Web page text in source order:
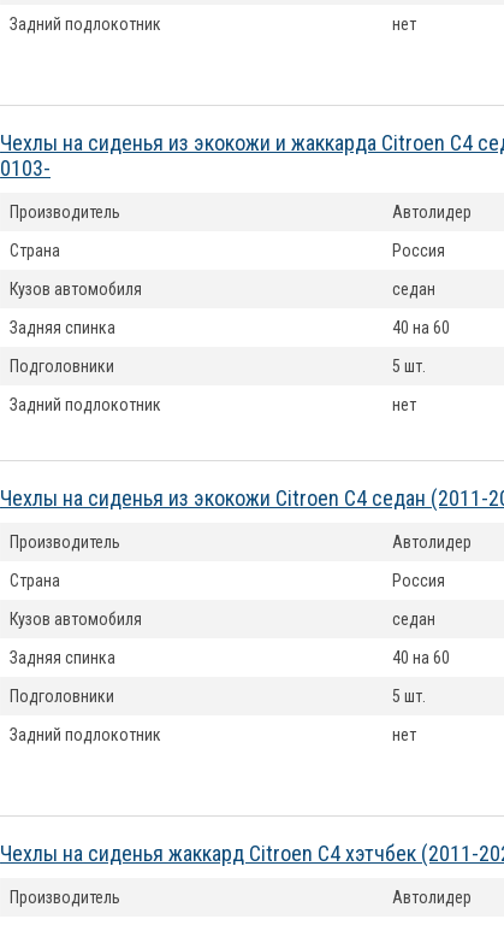
Задний подлокотник
нет
Чехлы на сиденья из экокожи и жаккарда Citroen C4
0103-
Производитель
Автолидер
Страна
Россия
Кузов автомобиля
седан
Задняя спинка
40 на 60
Подголовники
5 шт.
Задний подлокотник
нет
Чехлы на сиденья из экокожи Citroen C4 седан (2011-
Производитель
Автолидер
Страна
Россия
Кузов автомобиля
седан
Задняя спинка
40 на 60
Подголовники
5 шт.
Задний подлокотник
нет
Чехлы на сиденья жаккард Citroen C4 хэтчбек (2011-
Производитель Автолидер